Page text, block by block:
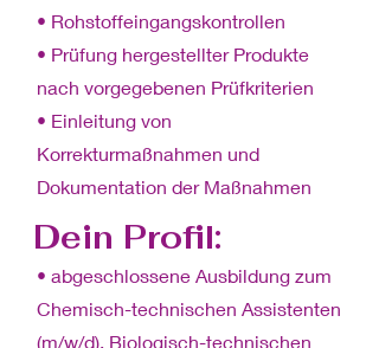
• Rohstoffeingangskontrollen
• Prüfung hergestellter Produkte
nach vorgegebenen Prüfkriterien
• Einleitung von
Korrekturmaßnahmen und
Dokumentation der Maßnahmen
Dein Profil:
• abgeschlossene Ausbildung zum
Chemisch-technischen Assistenten
(m/w/d), Biologisch-technischen